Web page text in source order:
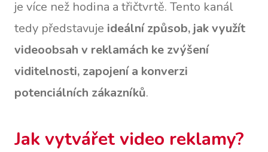
je více než hodina a třičtvrtě. Tento kanál
tedy představuje ideální způsob, jak využít
videoobsah v reklamách ke zvýšení
viditelnosti, zapojení a konverzi
potenciálních zákazníků.
Jak vytvářet video reklamy?